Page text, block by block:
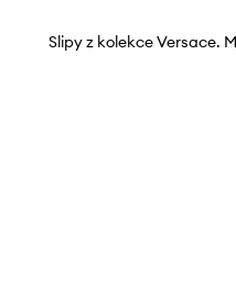
Slipy z kolekce Versace.